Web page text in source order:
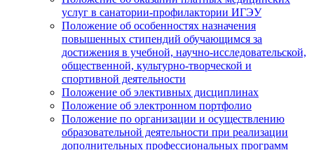
услуг в санатории-профилактории ИГЭУ
Положение об особенностях назначения
повышенных стипендий обучающимся за
достижения в учебной, научно-исследовательской,
общественной, культурно-творческой и
спортивной деятельности
Положение об элективных дисциплинах
Положение об электронном портфолио
Положение по организации и осуществлению
образовательной деятельности при реализации
дополнительных профессиональных программ